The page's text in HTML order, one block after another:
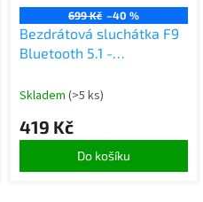
699 Kč –40 %
Bezdrátová sluchátka F9
Bluetooth 5.1 -
Skladem (>5 ks)
419 Kč
Do košíku